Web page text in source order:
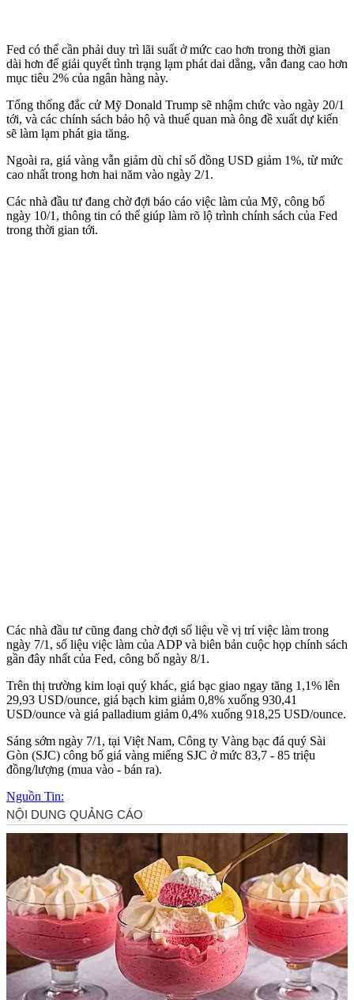
Fed có thể cần phải duy trì lãi suất ở mức cao hơn trong thời gian
dài hơn để giải quyết tình trạng lạm phát dai dẳng, vẫn đang cao hơn
mục tiêu 2% của ngân hàng này.
Tổng thống đắc cử Mỹ Donald Trump sẽ nhậm chức vào ngày 20/1
tới, và các chính sách bảo hộ và thuế quan mà ông đề xuất dự kiến
sẽ làm lạm phát gia tăng.
Ngoài ra, giá vàng vẫn giảm dù chỉ số đồng USD giảm 1%, từ mức
cao nhất trong hơn hai năm vào ngày 2/1.
Các nhà đầu tư đang chờ đợi báo cáo việc làm của Mỹ, công bố
ngày 10/1, thông tin có thể giúp làm rõ lộ trình chính sách của Fed
trong thời gian tới.
Các nhà đầu tư cũng đang chờ đợi số liệu về vị trí việc làm trong
ngày 7/1, số liệu việc làm của ADP và biên bản cuộc họp chính sách
gần đây nhất của Fed, công bố ngày 8/1.
Trên thị trường kim loại quý khác, giá bạc giao ngay tăng 1,1% lên
29,93 USD/ounce, giá bạch kim giảm 0,8% xuống 930,41
USD/ounce và giá palladium giảm 0,4% xuống 918,25 USD/ounce.
Sáng sớm ngày 7/1, tại Việt Nam, Công ty Vàng bạc đá quý Sài
Gòn (SJC) công bố giá vàng miếng SJC ở mức 83,7 - 85 triệu
đồng/lượng (mua vào - bán ra).
Nguồn Tin: